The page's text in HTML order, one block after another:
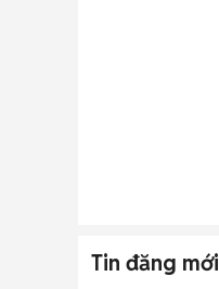
Tin đăng mới